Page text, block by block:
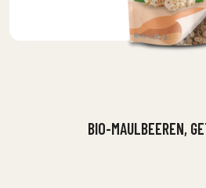
BIO-MAULBEEREN,